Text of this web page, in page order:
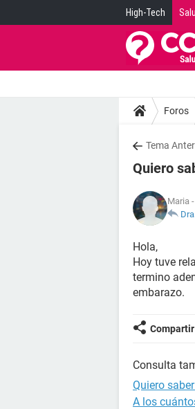
High-Tech
Foros
Tema
Quiero
Maria
Hola,
Hoy tuve
termino
embarazo.
Compartir
Consulta
Quiero
A los